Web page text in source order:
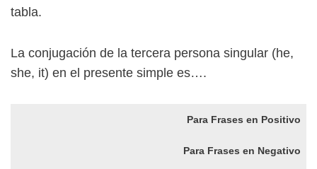
tabla.
La conjugación de la tercera persona singular (he,
she, it) en el presente simple es….
Para Frases en Positivo
Para Frases en Negativo